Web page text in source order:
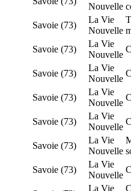
Nouvelle
Savoie (73)
La Vie
Nouvelle
Savoie (73)
La Vie
Nouvelle
Savoie (73)
La Vie
Nouvelle
Savoie (73)
La Vie
Nouvelle
Savoie (73)
La Vie
Nouvelle
Savoie (73)
La Vie
Nouvelle
Savoie (73)
La Vie
Nouvelle
La Vie